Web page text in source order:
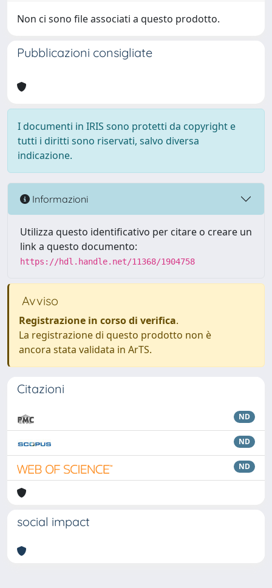
Non ci sono file associati a questo prodotto.
Pubblicazioni consigliate
I documenti in IRIS sono protetti da copyright e
tutti i diritti sono riservati, salvo diversa
indicazione.
Informazioni
Utilizza questo identificativo per citare o creare un
link a questo documento:
https://hdl.handle.net/11368/1904758
Avviso
Registrazione in corso di verifica.
La registrazione di questo prodotto non è
ancora stata validata in ArTS.
Citazioni
ND
ND
ND
social impact